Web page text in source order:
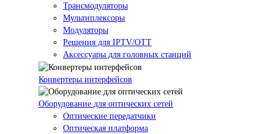
Трансмодуляторы
Мультиплексоры
Модуляторы
Решения для IPTV/OTT
Аксессуары для головных станций
Конвертеры интерфейсов
Оборудование для оптических сетей
Оптические передатчики
Оптическая платформа